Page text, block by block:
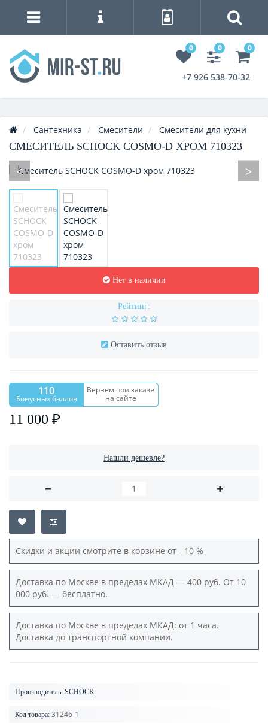
0 0 0
+7 926 538-70-32
Сантехника Смесители Смесители для кухни
СМЕСИТЕЛЬ SCHOCK COSMO-D ХРОМ 710323
Нет в наличии
Рейтинг:
Оставить отзыв
110
Бонусных баллов
Вернем при заказе
на сайте
11 000 ₽
Нашли дешевле?
Скидки и акции смотрите в корзине от - 10 %
Доставка по Москве в пределах МКАД — 400 руб. От 10
000 руб. — бесплатно.
Доставка по Москве в пределах МКАД: от 1 часа.
Доставка до транспортной компании.
Производитель: SCHOCK
Код товара: 31246-1